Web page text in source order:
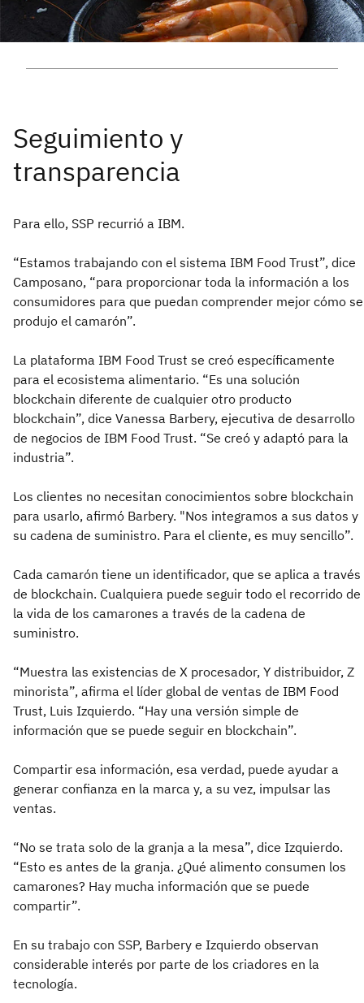
Para ello, SSP recurrió a IBM.
“Estamos trabajando con el sistema IBM Food Trust”, dice
Camposano, “para proporcionar toda la información a los
consumidores para que puedan comprender mejor cómo se
produjo el camarón”.
La plataforma IBM Food Trust se creó específicamente
para el ecosistema alimentario. “Es una solución
blockchain diferente de cualquier otro producto
blockchain”, dice Vanessa Barbery, ejecutiva de desarrollo
de negocios de IBM Food Trust. “Se creó y adaptó para la
industria”.
Los clientes no necesitan conocimientos sobre blockchain
para usarlo, afirmó Barbery. "Nos integramos a sus datos y
su cadena de suministro. Para el cliente, es muy sencillo”.
Cada camarón tiene un identificador, que se aplica a través
de blockchain. Cualquiera puede seguir todo el recorrido de
la vida de los camarones a través de la cadena de
suministro.
“Muestra las existencias de X procesador, Y distribuidor, Z
minorista”, afirma el líder global de ventas de IBM Food
Trust, Luis Izquierdo. “Hay una versión simple de
información que se puede seguir en blockchain”.
Compartir esa información, esa verdad, puede ayudar a
generar confianza en la marca y, a su vez, impulsar las
ventas.
“No se trata solo de la granja a la mesa”, dice Izquierdo.
“Esto es antes de la granja. ¿Qué alimento consumen los
camarones? Hay mucha información que se puede
compartir”.
En su trabajo con SSP, Barbery e Izquierdo observan
considerable interés por parte de los criadores en la
tecnología.